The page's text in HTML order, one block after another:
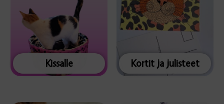
Kissalle Kortit ja julisteet